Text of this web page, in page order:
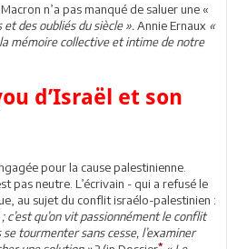
n’a pas manqué de saluer une «
des oubliés du siècle ». Annie Ernaux «
mémoire collective et intime de notre
d’Israël et son
pour la cause palestinienne.
pas neutre. L’écrivain - qui a refusé le
au sujet du conflit israélo-palestinien :
qu’on vit passionnément le conflit
tourmenter sans cesse, l’examiner
*